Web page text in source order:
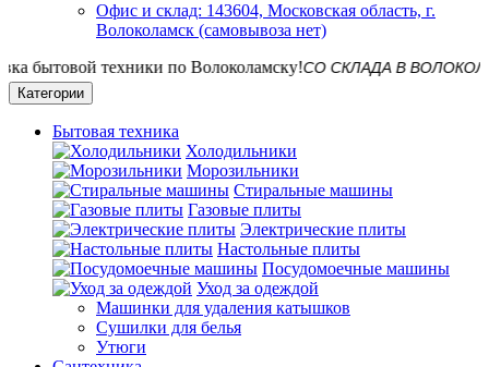
Офис и склад: 143604, Московская область, г.
Волоколамск (самовывоза нет)
СО СКЛАДА В ВОЛОКОЛАМСКЕ!
Категории
Бытовая техника
Холодильники
Морозильники
Стиральные машины
Газовые плиты
Электрические плиты
Настольные плиты
Посудомоечные машины
Уход за одеждой
Машинки для удаления катышков
Сушилки для белья
Утюги